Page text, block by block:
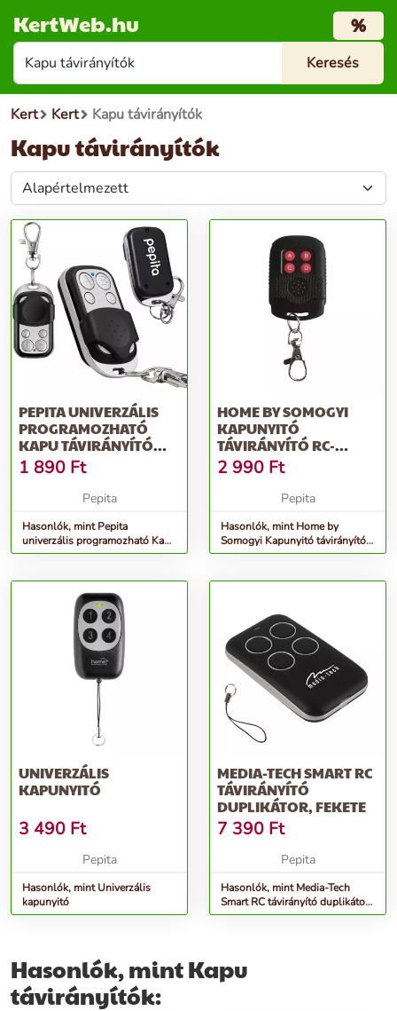
KertWeb.hu %
Kert Kert Kapu távirányítók
Kapu távirányítók
PEPITA UNIVERZÁLIS
PROGRAMOZHATÓ
KAPU TÁVIRÁNYÍTÓ
(100M
HATÓTÁVOLSÁG)
1 890 Ft
Pepita
Hasonlók, mint Pepita
univerzális programozható Kapu
távirányító (100m hatótávolság)
HOME BY SOMOGYI
KAPUNYITÓ
TÁVIRÁNYÍTÓ RC-
OPEN4/P
2 990 Ft
Pepita
Hasonlók, mint Home by
Somogyi Kapunyitó távirányító
RC-OPEN4/P
UNIVERZÁLIS
KAPUNYITÓ
3 490 Ft
Pepita
Hasonlók, mint Univerzális
kapunyitó
MEDIA-TECH SMART RC
TÁVIRÁNYÍTÓ
DUPLIKÁTOR, FEKETE
7 390 Ft
Pepita
Hasonlók, mint Media-Tech
Smart RC távirányító duplikátor,
fekete
Hasonlók, mint Kapu
távirányítók: